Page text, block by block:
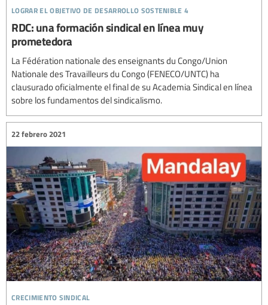
lograr el objetivo de desarrollo sostenible 4
RDC: una formación sindical en línea muy
prometedora
La Fédération nationale des enseignants du Congo/Union
Nationale des Travailleurs du Congo (FENECO/UNTC) ha
clausurado oficialmente el final de su Academia Sindical en línea
sobre los fundamentos del sindicalismo.
crecimiento sindical
22 febrero 2021